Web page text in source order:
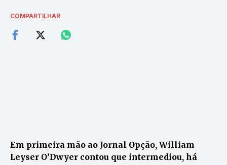
COMPARTILHAR
Em primeira mão ao Jornal Opção, William
Leyser O’Dwyer contou que intermediou, há